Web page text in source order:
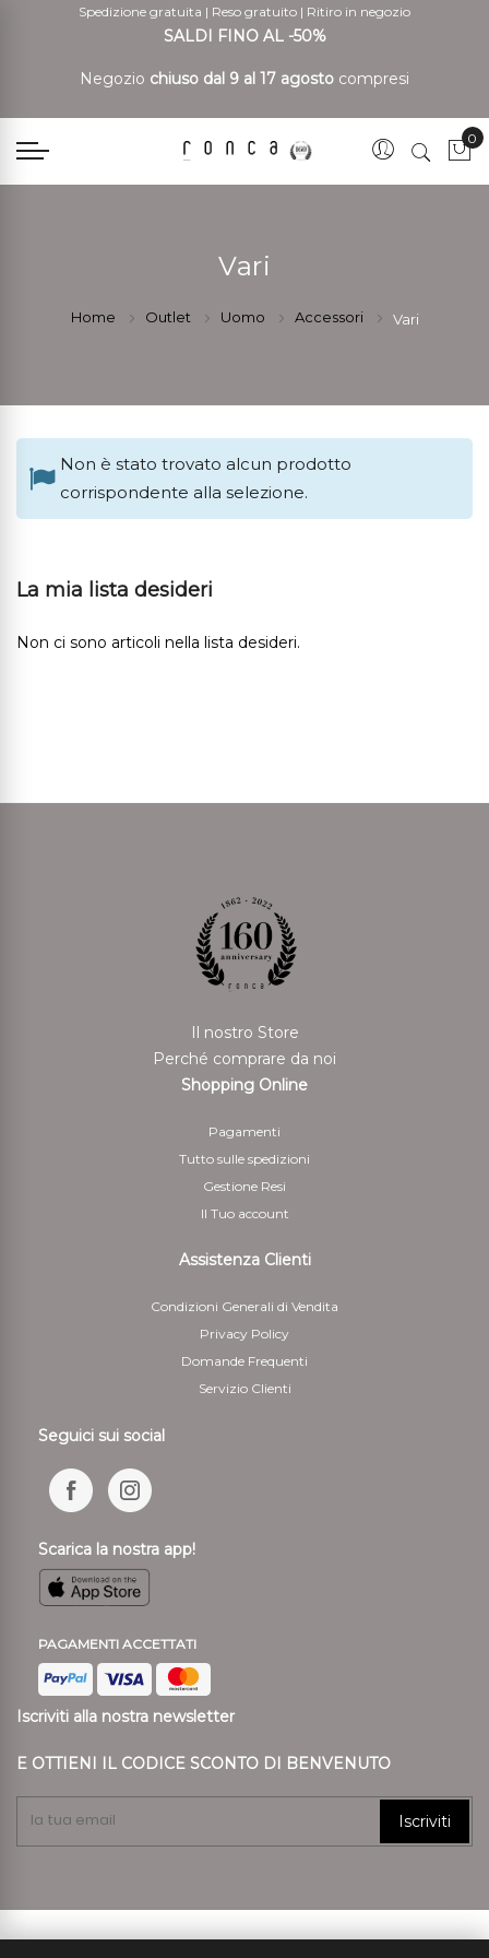
Spedizione gratuita | Reso gratuito | Ritiro in negozio
SALDI FINO AL -50%
Negozio chiuso dal 9 al 17 agosto compresi
0
Vari
Home Outlet Uomo Accessori Vari
Non è stato trovato alcun prodotto
corrispondente alla selezione.
La mia lista desideri
Non ci sono articoli nella lista desideri.
Il nostro Store
Perché comprare da noi
Shopping Online
Pagamenti
Tutto sulle spedizioni
Gestione Resi
Il Tuo account
Assistenza Clienti
Condizioni Generali di Vendita
Privacy Policy
Domande Frequenti
Servizio Clienti
Seguici sui social
Scarica la nostra app!
PAGAMENTI ACCETTATI
Iscriviti alla nostra newsletter
E OTTIENI IL CODICE SCONTO DI BENVENUTO
Iscriviti
© 2024 Ronca Style P.I. 01807890239 REA VR 197557